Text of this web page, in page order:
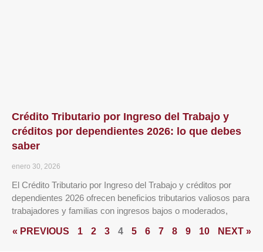
Crédito Tributario por Ingreso del Trabajo y
créditos por dependientes 2026: lo que debes
saber
enero 30, 2026
El Crédito Tributario por Ingreso del Trabajo y créditos por
dependientes 2026 ofrecen beneficios tributarios valiosos para
trabajadores y familias con ingresos bajos o moderados,
« PREVIOUS 1 2 3 4 5 6 7 8 9 10 NEXT »